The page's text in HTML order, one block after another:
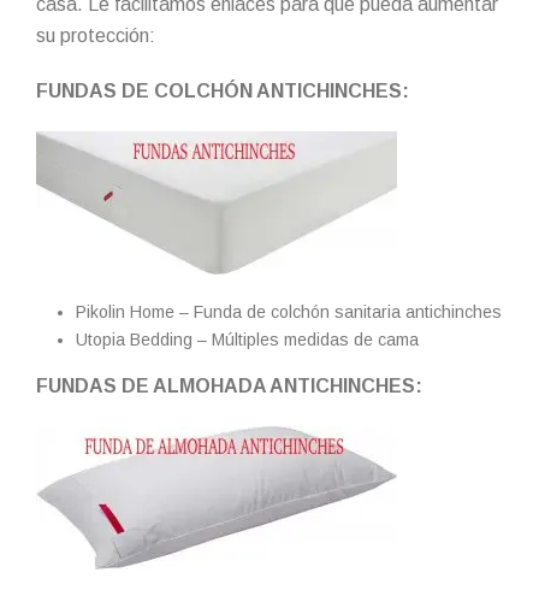
casa. Le facilitamos enlaces para que pueda aumentar
su protección:
FUNDAS DE COLCHÓN ANTICHINCHES:
Pikolin Home – Funda de colchón sanitaria antichinches
Utopia Bedding – Múltiples medidas de cama
FUNDAS DE ALMOHADA ANTICHINCHES: